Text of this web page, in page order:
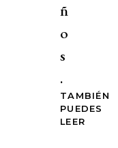
ñ
o
s
.
TAMBIÉN
PUEDES
LEER